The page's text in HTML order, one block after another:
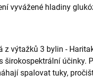
vyvážené hladiny
z výtažků 3 bylin -
širokospektrální účinky.
spalovat tuky,